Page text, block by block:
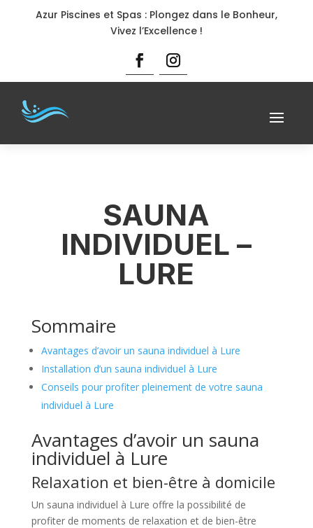
Azur Piscines et Spas : Plongez dans le Bonheur,
Vivez l’Excellence !
SAUNA
INDIVIDUEL –
LURE
Sommaire
Avantages d’avoir un sauna individuel à Lure
Installation d’un sauna individuel à Lure
Conseils pour profiter pleinement de votre sauna
individuel à Lure
Avantages d’avoir un sauna
individuel à Lure
Relaxation et bien-être à domicile
Un sauna individuel à Lure offre la possibilité de
profiter de moments de relaxation et de bien-être